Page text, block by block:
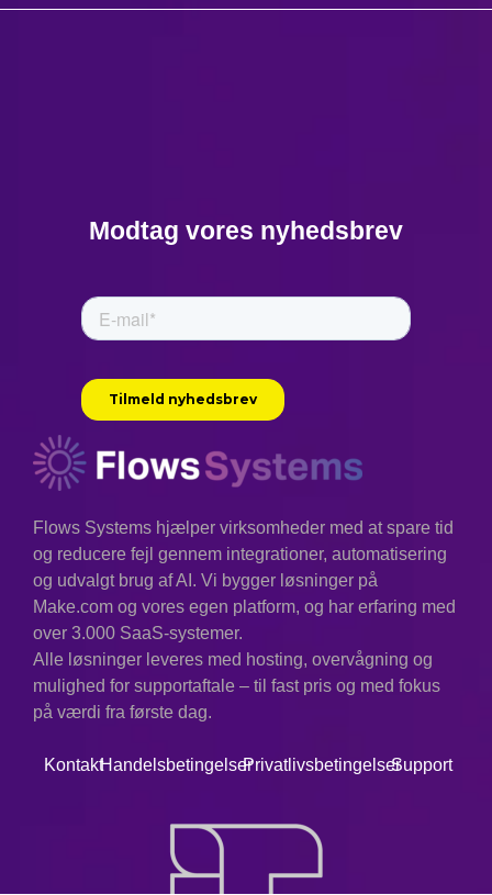
Modtag vores nyhedsbrev
Flows Systems hjælper virksomheder med at spare tid
og reducere fejl gennem integrationer, automatisering
og udvalgt brug af AI. Vi bygger løsninger på
Make.com og vores egen platform, og har erfaring med
over 3.000 SaaS-systemer.
Alle løsninger leveres med hosting, overvågning og
mulighed for supportaftale – til fast pris og med fokus
på værdi fra første dag.
KontaktHandelsbetingelserPrivatlivsbetingelserSupport